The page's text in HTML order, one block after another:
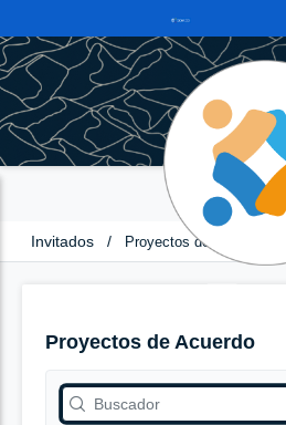
Invitados / Proyectos de Acuerdo
Proyectos de Acuerdo